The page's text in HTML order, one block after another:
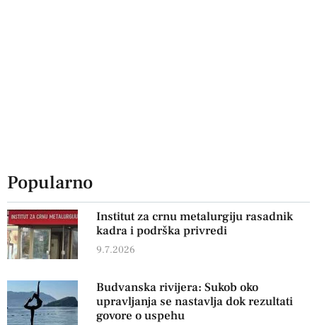
Popularno
Institut za crnu metalurgiju rasadnik
kadra i podrška privredi
9.7.2026
Budvanska rivijera: Sukob oko
upravljanja se nastavlja dok rezultati
govore o uspehu